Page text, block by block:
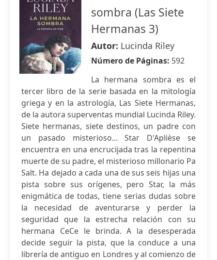
sombra (Las Siete
Hermanas 3)
Autor: Lucinda Riley
Número de Páginas: 592
La hermana sombra es el
tercer libro de la serie basada en la mitología
griega y en la astrología, Las Siete Hermanas,
de la autora superventas mundial Lucinda Riley.
Siete hermanas, siete destinos, un padre con
un pasado misterioso... Star D'Aplièse se
encuentra en una encrucijada tras la repentina
muerte de su padre, el misterioso millonario Pa
Salt. Ha dejado a cada una de sus seis hijas una
pista sobre sus orígenes, pero Star, la más
enigmática de todas, tiene serias dudas sobre
la necesidad de aventurarse y perder la
seguridad que la estrecha relación con su
hermana CeCe le brinda. A la desesperada
decide seguir la pista, que la conduce a una
librería de antiguo en Londres y al comienzo de